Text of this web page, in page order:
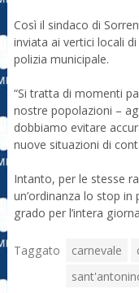
Così il sindaco di
inviata ai vertici locali
polizia municipale.
“Si tratta di momenti
nostre popolazioni –
dobbiamo evitare
nuove situazioni di
Intanto, per le stesse
un’ordinanza lo stop
grado per l’intera
Taggato carnevale